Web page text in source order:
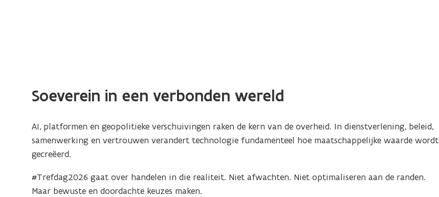
Soeverein in een verbonden wereld
AI, platformen en geopolitieke verschuivingen raken de kern van de overheid. In dienstverlening, beleid,
samenwerking en vertrouwen verandert technologie fundamenteel hoe maatschappelijke waarde wordt
gecreëerd.
#Trefdag2026 gaat over handelen in die realiteit. Niet afwachten. Niet optimaliseren aan de randen.
Maar bewuste en doordachte keuzes maken.